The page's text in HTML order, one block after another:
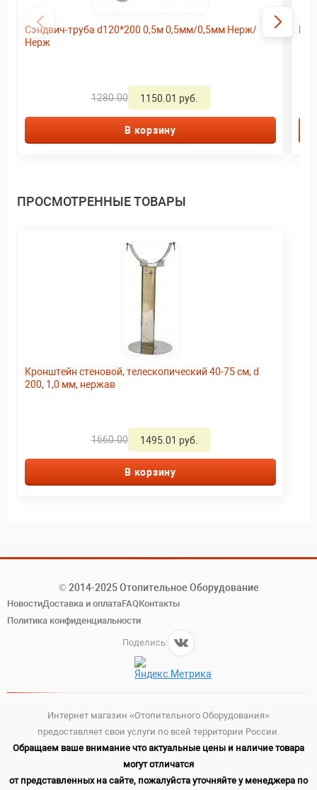
Сэндвич-труба d120*200 0,5м 0,5мм/0,5мм Нерж/
Нерж
1280.00 1150.01 руб.
В корзину
ПРОСМОТРЕННЫЕ ТОВАРЫ
Кронштейн стеновой, телескопический 40-75 см, d
200, 1,0 мм, нержав
1660.00 1495.01 руб.
В корзину
© 2014-2025 Отопительное Оборудование
НовостиДоставка и оплатаFAQКонтакты
Политика конфиденциальности
Поделись:
Интернет магазин «Отопительного Оборудования»
предоставляет свои услуги по всей территории России.
Обращаем ваше внимание что актуальные цены и наличие товара
могут отличатся
от представленных на сайте, пожалуйста уточняйте у менеджера по